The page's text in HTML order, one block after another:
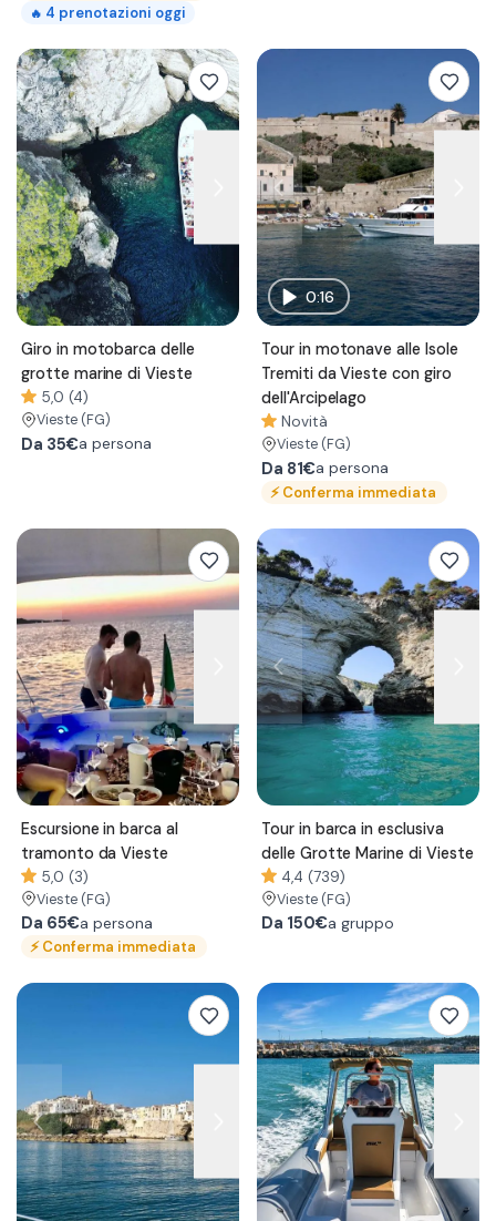
🔥 4 prenotazioni oggi
Giro in motobarca delle
grotte marine di Vieste
5,0 (4)
Vieste (FG)
Da 35€a persona
0:16
Tour in motonave alle Isole
Tremiti da Vieste con giro
dell'Arcipelago
Novità
Vieste (FG)
Da 81€a persona
⚡Conferma immediata
Escursione in barca al
tramonto da Vieste
5,0 (3)
Vieste (FG)
Da 65€a persona
⚡Conferma immediata
Tour in barca in esclusiva
delle Grotte Marine di Vieste
4,4 (739)
Vieste (FG)
Da 150€a gruppo